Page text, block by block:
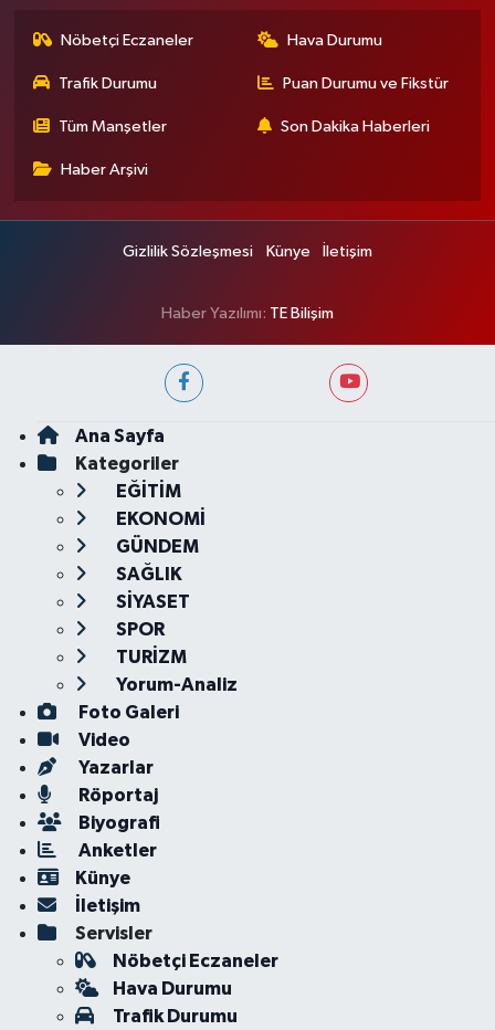
Nöbetçi Eczaneler Hava Durumu
Trafik Durumu Puan Durumu ve Fikstür
Tüm Manşetler Son Dakika Haberleri
Haber Arşivi
Gizlilik Sözleşmesi Künye İletişim
Haber Yazılımı: TE Bilişim
Ana Sayfa
Kategoriler
EĞİTİM
EKONOMİ
GÜNDEM
SAĞLIK
SİYASET
SPOR
TURİZM
Yorum-Analiz
Foto Galeri
Video
Yazarlar
Röportaj
Biyografi
Anketler
Künye
İletişim
Servisler
Nöbetçi Eczaneler
Hava Durumu
Trafik Durumu